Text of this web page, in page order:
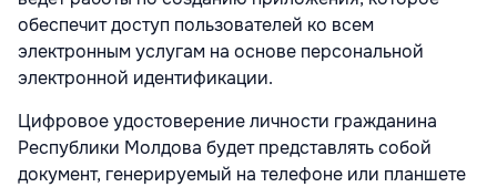
обеспечит доступ пользователей ко всем
электронным услугам на основе персональной
электронной идентификации.
Цифровое удостоверение личности гражданина
Республики Молдова будет представлять собой
документ, генерируемый на телефоне или планшете